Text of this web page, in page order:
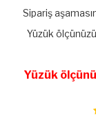
Sipariş
Yüzük
Yüzük